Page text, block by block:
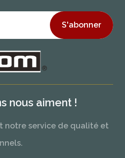
S'abonner
nous aiment !
notre service de qualité et